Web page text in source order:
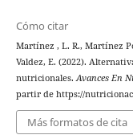
Cómo citar
Martínez , L. R., Martínez
Valdez, E. (2022).
nutricionales. Avances En
partir de https://
Más formatos de cita